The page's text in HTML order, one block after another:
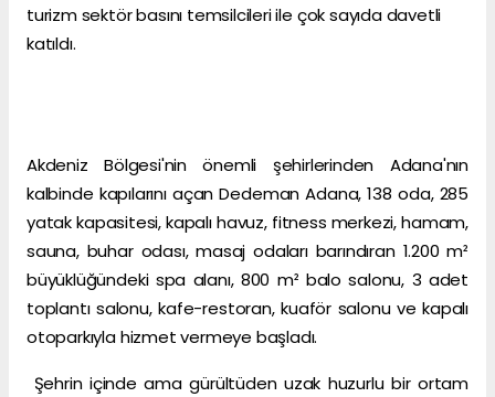
turizm sektör basını temsilcileri ile çok sayıda davetli
katıldı.
Akdeniz Bölgesi'nin önemli şehirlerinden Adana'nın
kalbinde kapılarını açan Dedeman Adana, 138 oda, 285
yatak kapasitesi, kapalı havuz, fitness merkezi, hamam,
sauna, buhar odası, masaj odaları barındıran 1.200 m²
büyüklüğündeki spa alanı, 800 m² balo salonu, 3 adet
toplantı salonu, kafe-restoran, kuaför salonu ve kapalı
otoparkıyla hizmet vermeye başladı.
Şehrin içinde ama gürültüden uzak huzurlu bir ortam